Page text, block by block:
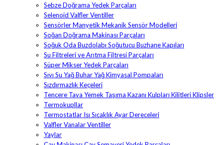
Sebze Doğrama Yedek Parçaları
Selenoid Valfler Ventiller
Sensörler Manyetik Mekanik Sensör Modelleri
Soğan Doğrama Makinası Parçaları
Soğuk Oda Buzdolabı Soğutucu Buzhane Kapıları
Su Filtreleri ve Arıtma Filtresi Parçaları
Süper Mikser Yedek Parçaları
Sıvı Su Yağ Buhar Yağ Kimyasal Pompaları
Sızdırmazlık Keçeleri
Tencere Tava Yemek Taşıma Kazanı Kulpları Kilitleri Klipsler
Termokupllar
Termostatlar Isı Sıcaklık Ayar Dereceleri
Valfler Vanalar Ventiller
Yaylar